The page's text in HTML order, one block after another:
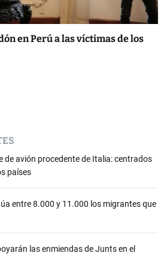
en Perú a las víctimas de los
de avión procedente de Italia: centrados
países
entre 8.000 y 11.000 los migrantes que
las enmiendas de Junts en el